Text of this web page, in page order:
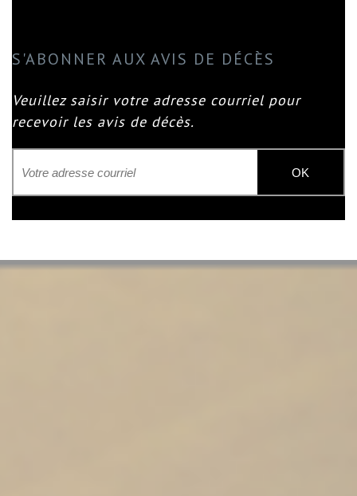
S'ABONNER AUX AVIS DE DÉCÈS
Veuillez saisir votre adresse courriel pour
recevoir les avis de décès.